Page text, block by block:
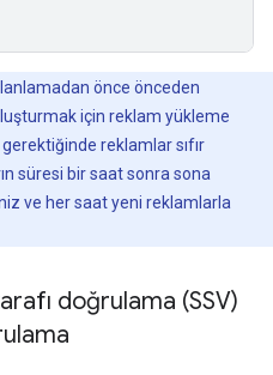
önce önceden
için reklam yükleme
reklamlar sıfır
süresi bir saat sonra sona
ve her saat yeni reklamlarla
doğrulama (SSV)